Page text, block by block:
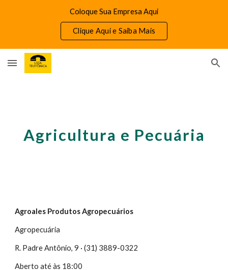
Coloque Sua Empresa Aqui
Clique Aqui e Saiba Mais
Agricultura e Pecuária
Agroales Produtos Agropecuários
Agropecuária
R. Padre Antônio, 9 · (31) 3889-0322
Aberto até às 18:00